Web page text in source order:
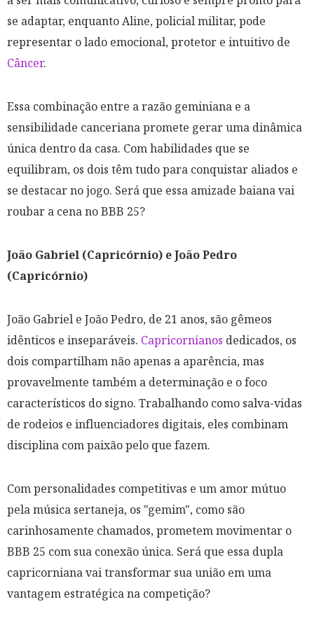
se adaptar, enquanto Aline, policial militar, pode
representar o lado emocional, protetor e intuitivo de
Câncer.
Essa combinação entre a razão geminiana e a
sensibilidade canceriana promete gerar uma dinâmica
única dentro da casa. Com habilidades que se
equilibram, os dois têm tudo para conquistar aliados e
se destacar no jogo. Será que essa amizade baiana vai
roubar a cena no BBB 25?
João Gabriel (Capricórnio) e João Pedro
(Capricórnio)
João Gabriel e João Pedro, de 21 anos, são gêmeos
idênticos e inseparáveis. Capricornianos dedicados, os
dois compartilham não apenas a aparência, mas
provavelmente também a determinação e o foco
característicos do signo. Trabalhando como salva-vidas
de rodeios e influenciadores digitais, eles combinam
disciplina com paixão pelo que fazem.
Com personalidades competitivas e um amor mútuo
pela música sertaneja, os "gemim", como são
carinhosamente chamados, prometem movimentar o
BBB 25 com sua conexão única. Será que essa dupla
capricorniana vai transformar sua união em uma
vantagem estratégica na competição?